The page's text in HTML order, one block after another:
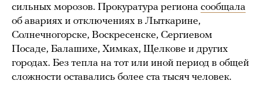
сильных морозов. Прокуратура региона сообщала
об авариях и отключениях в Лыткарине,
Солнечногорске, Воскресенске, Сергиевом
Посаде, Балашихе, Химках, Щелкове и других
городах. Без тепла на тот или иной период в общей
сложности оставались более ста тысяч человек.